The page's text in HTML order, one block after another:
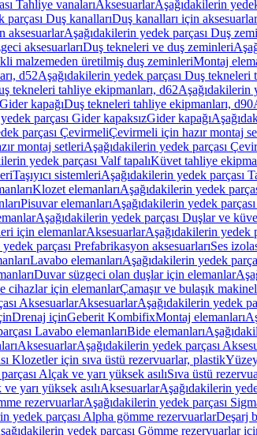
Tahliye vanalarıAksesuarlarAşağıdakilerin
parçası Duş kanallarıDuş kanalları için aksesuarlar
aksesuarlarAşağıdakilerin yedek parçası Duş
aksesuarlarıDuş tekneleri ve duş zeminleri
malzemeden üretilmiş duş zeminleriMontaj
d52Aşağıdakilerin yedek parçası Duş tekneleri
tekneleri tahliye ekipmanları, d62Aşağıdakilerin
kapağıDuş tekneleri tahliye ekipmanları, d90
parçası Gider kapaksızGider kapağı
parçası ÇevirmeliÇevirmeli için hazır montaj
montaj setleriAşağıdakilerin yedek parçası
yedek parçası Valf tapalıKüvet tahliye
Taşıyıcı sistemleriAşağıdakilerin yedek parçası
Klozet elemanlarıAşağıdakilerin yedek
Pisuvar elemanlarıAşağıdakilerin yedek
Aşağıdakilerin yedek parçası Duşlar ve
için elemanlarAksesuarlarAşağıdakilerin yedek
parçası Prefabrikasyon aksesuarlarıSes
Lavabo elemanlarıAşağıdakilerin yedek
Duvar süzgeci olan duşlar için elemanlar
cihazlar için elemanlarÇamaşır ve bulaşık
AksesuarlarAksesuarlarAşağıdakilerin yedek
Drenaj içinGeberit KombifixMontaj elemanları
Lavabo elemanlarıBide elemanları
AksesuarlarAşağıdakilerin yedek parçası
Klozetler için sıva üstü rezervuarlar, plastik
Alçak ve yarı yüksek asılıSıva üstü
yarı yüksek asılıAksesuarlarAşağıdakilerin
rezervuarlarAşağıdakilerin yedek parçası
yedek parçası Alpha gömme rezervuarlarDeşarj
yedek parçası Gömme rezervuarlar